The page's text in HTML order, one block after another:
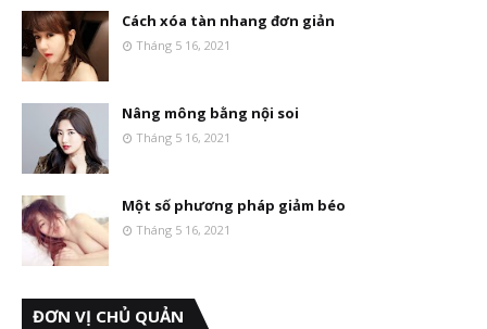
Cách xóa tàn nhang đơn giản
Tháng 5 16, 2021
Nâng mông bằng nội soi
Tháng 5 16, 2021
Một số phương pháp giảm béo
Tháng 5 16, 2021
ĐƠN VỊ CHỦ QUẢN